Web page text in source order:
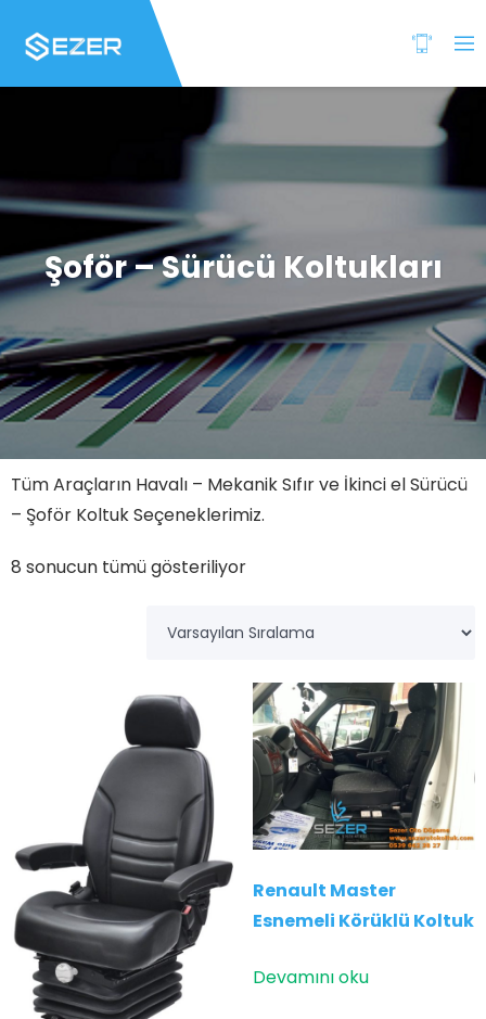
Şoför – Sürücü Koltukları
Tüm Araçların Havalı – Mekanik Sıfır ve İkinci el Sürücü
– Şoför Koltuk Seçeneklerimiz.
8 sonucun tümü gösteriliyor
Renault Master
Esnemeli Körüklü Koltuk
Devamını oku